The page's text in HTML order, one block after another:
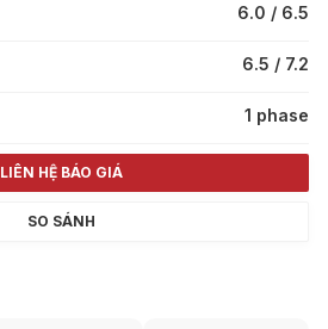
6.0 / 6.5
6.5 / 7.2
1 phase
LIÊN HỆ BÁO GIÁ
SO SÁNH